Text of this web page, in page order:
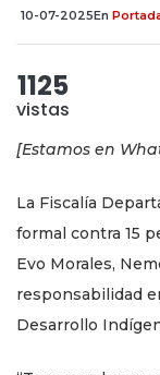
10-07-2025En
1125
vistas
[Estamos en
La Fiscalía
formal contra 15
Evo Morales,
responsabilidad
Desarrollo